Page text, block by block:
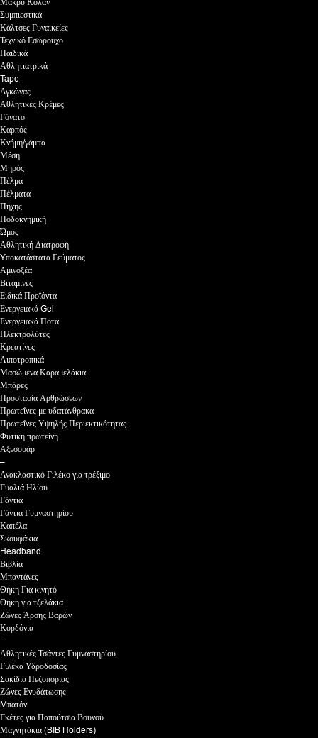
Μακρύ Κολάν
Συμπιεστικά
Κάλτσες Γυναικείες
Τεχνικό Εσώρουχο
Παιδικά
Αθλητιατρικά
Tape
Αγκώνας
Αθλητικές Κρέμες
Γόνατο
Καρπός
Κνήμη/γάμπα
Μέση
Μηρός
Πέλμα
Πέλματα
Πήχης
Ποδοκνημική
Ώμος
Αθλητική Διατροφή
Yποκατάστατα Γεύματος
Αμινοξέα
Βιταμίνες
Ειδικά Προϊόντα
Ενεργειακά Gel
Ενεργειακά Ποτά
Ηλεκτρολύτες
Κρεατίνες
Λιποτροπικά
Μασώμενα Καραμελάκια
Μπάρες
Προστασία Αρθρώσεων
Πρωτεΐνες με υδατάνθρακα
Πρωτεΐνες Υψηλής Περιεκτικότητας
Φυτική πρωτεΐνη
Αξεσουάρ
–
Ανακλαστικό Γιλέκο για τρέξιμο
Γυαλιά Ηλίου
Γάντια
Γάντια Γυμναστηρίου
Καπέλα
Σκουφάκια
Headband
Βιβλία
Μπαντάνες
Θήκη Για κινητό
Θήκη για τζελάκια
Ζώνες Άρσης Βαρών
Κορδόνια
–
Αθλητικές Τσάντες Γυμναστηρίου
Γιλέκα Υδροδοσίας
Σακίδια Πεζοπορίας
Ζώνες Ενυδάτωσης
Mπατόν
Γκέτες για Παπούτσια Βουνού
Μαγνητάκια (BIB Holders)